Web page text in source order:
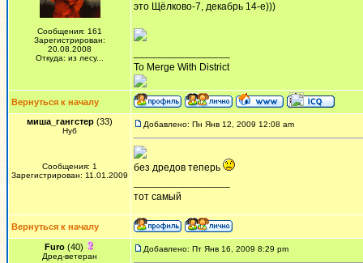
Сообщения: 161
Зарегистрирован:
20.08.2008
Откуда: из лесу...
это Щёлково-7, декабрь 14-е)))
To Merge With District
Вернуться к началу
миша_гангстер (33)
Нуб
Сообщения: 1
Зарегистрирован: 11.01.2009
Добавлено: Пн Янв 12, 2009 12:08 am
без дредов теперь
тот самый
Вернуться к началу
Furo (40)
Дред-ветеран
Добавлено: Пт Янв 16, 2009 8:29 pm